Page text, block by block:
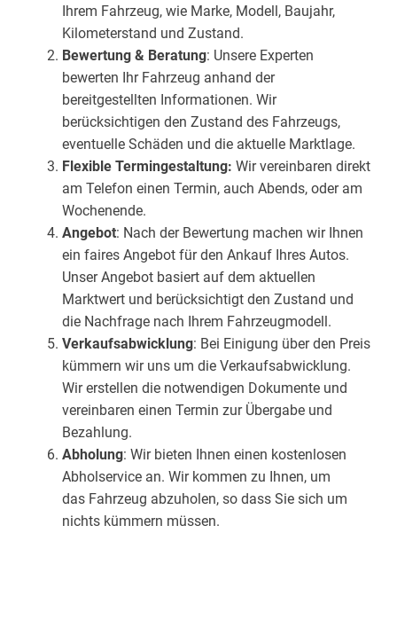
Ihrem Fahrzeug, wie Marke, Modell, Baujahr,
Kilometerstand und Zustand.
Bewertung & Beratung: Unsere Experten
bewerten Ihr Fahrzeug anhand der
bereitgestellten Informationen. Wir
berücksichtigen den Zustand des Fahrzeugs,
eventuelle Schäden und die aktuelle Marktlage.
Flexible Termingestaltung: Wir vereinbaren direkt
am Telefon einen Termin, auch Abends, oder am
Wochenende.
Angebot: Nach der Bewertung machen wir Ihnen
ein faires Angebot für den Ankauf Ihres Autos.
Unser Angebot basiert auf dem aktuellen
Marktwert und berücksichtigt den Zustand und
die Nachfrage nach Ihrem Fahrzeugmodell.
Verkaufsabwicklung: Bei Einigung über den Preis
kümmern wir uns um die Verkaufsabwicklung.
Wir erstellen die notwendigen Dokumente und
vereinbaren einen Termin zur Übergabe und
Bezahlung.
Abholung: Wir bieten Ihnen einen kostenlosen
Abholservice an. Wir kommen zu Ihnen, um
das Fahrzeug abzuholen, so dass Sie sich um
nichts kümmern müssen.